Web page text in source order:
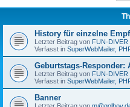
History für einzelne
Letzter Beitrag von FUN-DIVER
Verfasst in SuperWebMailer,
Geburtstags-
Letzter Beitrag von FUN-DIVER
Verfasst in SuperWebMailer,
Banner
Letzter Beitrag von